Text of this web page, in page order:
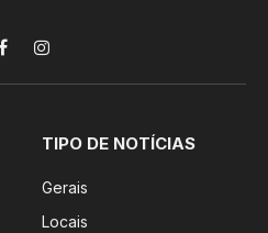
FacebookInstagram
TIPO DE NOTÍCIAS
Gerais
Locais